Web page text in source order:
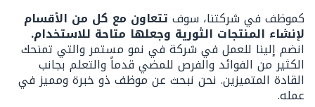
كموظف في شركتنا، سوف تتعاون مع كل من الأقسام
لإنشاء المنتجات الثورية وجعلها متاحة للاستخدام.
انضم إلينا للعمل في شركة في نمو مستمر والتي تمنحك
الكثير من الفوائد والفرص للمضي قدماً والتعلم بجانب
القادة المتميزين. نحن نبحث عن موظف ذو خبرة ومميز في
عمله.